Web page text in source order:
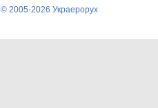
© 2005-2026 Украерорух